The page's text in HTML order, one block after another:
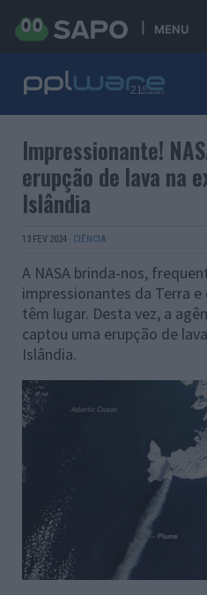
MENU
Impressionante!
erupção de lava na
Islândia
13 FEV 2024 · CIÊNCIA
A NASA brinda-nos,
impressionantes da Terra
têm lugar. Desta vez, a
captou uma erupção de
Islândia.